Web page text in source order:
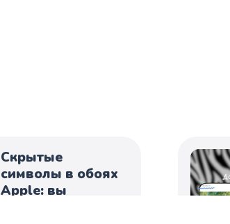
Скрытые
символы в обоях
Apple: вы